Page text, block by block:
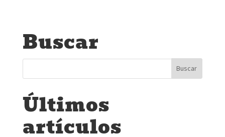
Buscar
Últimos
artículos